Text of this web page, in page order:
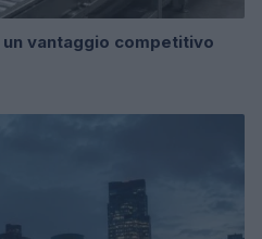
vantaggio competitivo